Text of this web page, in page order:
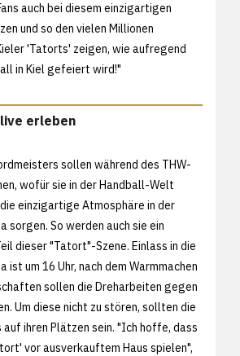
auch bei diesem einzigartigen
und so den vielen Millionen
'Tatorts' zeigen, wie aufregend
in Kiel gefeiert wird!"
erleben
sollen während des THW-
wofür sie in der Handball-Welt
einzigartige Atmosphäre in der
sorgen. So werden auch sie ein
dieser "Tatort"-Szene. Einlass in die
ist um 16 Uhr, nach dem Warmmachen
sollen die Dreharbeiten gegen
Um diese nicht zu stören, sollten die
auf ihren Plätzen sein. "Ich hoffe, dass
vor ausverkauftem Haus spielen",